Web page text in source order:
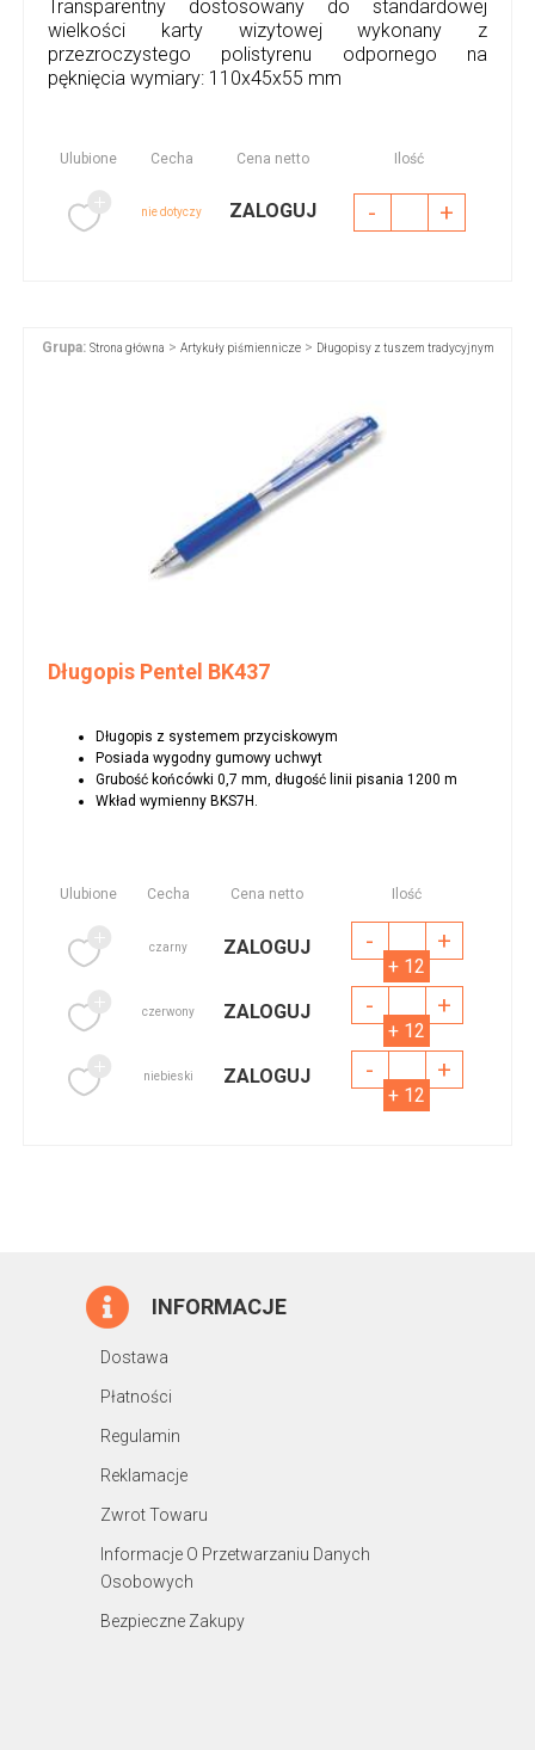
Transparentny dostosowany do standardowej
wielkości karty wizytowej wykonany z
przezroczystego polistyrenu odpornego na
pęknięcia wymiary: 110x45x55 mm
Ulubione Cecha Cena netto Ilość
nie dotyczy ZALOGUJ - +
Grupa: Strona główna > Artykuły piśmiennicze> Długopisy z tuszem tradycyjnym
Długopis Pentel BK437
Długopis z systemem przyciskowym
Posiada wygodny gumowy uchwyt
Grubość końcówki 0,7 mm, długość linii pisania 1200 m
Wkład wymienny BKS7H.
Ulubione Cecha Cena netto Ilość
czarny ZALOGUJ - +
+ 12
czerwony ZALOGUJ - +
+ 12
niebieski ZALOGUJ - +
+ 12
INFORMACJE
Dostawa
Płatności
Regulamin
Reklamacje
Zwrot Towaru
Informacje O Przetwarzaniu Danych
Osobowych
Bezpieczne Zakupy